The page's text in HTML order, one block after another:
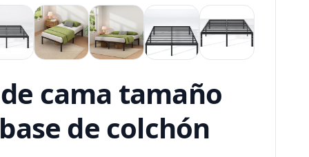
cama tamaño
de colchón